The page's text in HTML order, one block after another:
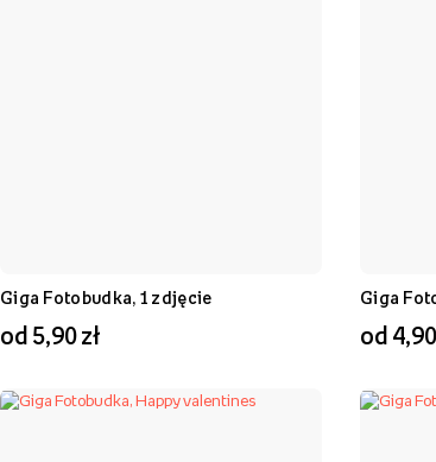
Giga Fotobudka, 1 zdjęcie
od 5,90 zł
Giga
od